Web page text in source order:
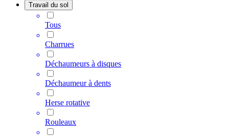
Travail du sol
Tous
Charrues
Déchaumeurs à disques
Déchaumeur à dents
Herse rotative
Rouleaux